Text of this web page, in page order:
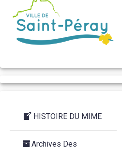
HISTOIRE DU MIME
Archives Des